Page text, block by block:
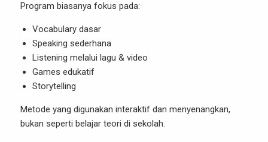
Program biasanya fokus pada:
Vocabulary dasar
Speaking sederhana
Listening melalui lagu & video
Games edukatif
Storytelling
Metode yang digunakan interaktif dan menyenangkan,
bukan seperti belajar teori di sekolah.